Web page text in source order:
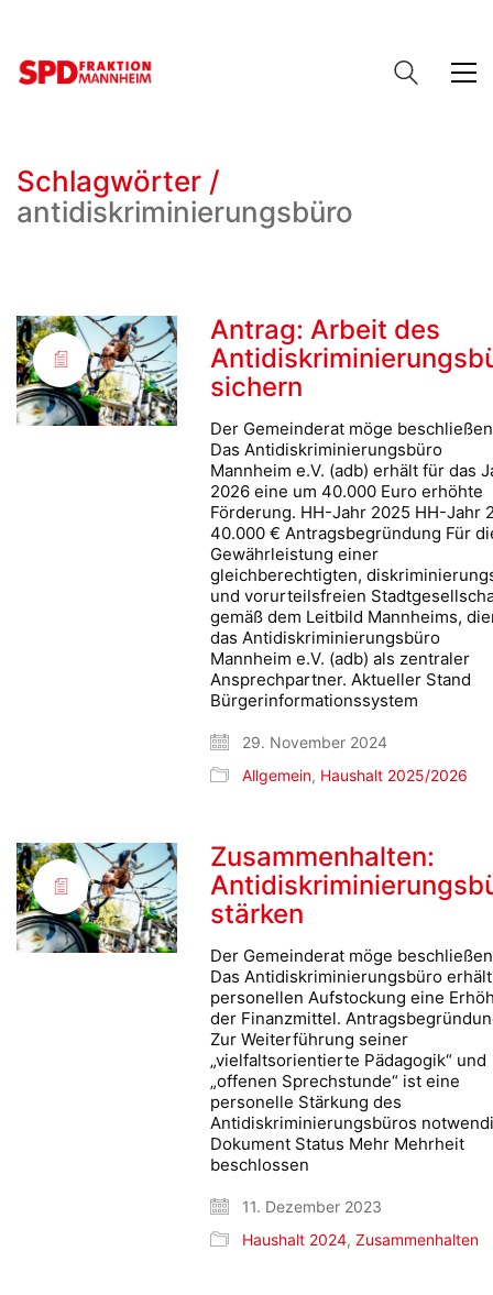
Schlagwörter /
antidiskriminierungsbüro
Antrag: Arbeit des
sichern
Der Gemeinderat möge
Das Antidiskriminierungsbüro
Mannheim e.V. (adb) erhält für das
2026 eine um 40.000 Euro erhöhte
Förderung. HH-Jahr 2025 HH-Jahr
40.000 € Antragsbegründung Für
Gewährleistung einer
gleichberechtigten,
und vorurteilsfreien
gemäß dem Leitbild Mannheims,
das Antidiskriminierungsbüro
Mannheim e.V. (adb) als zentraler
Ansprechpartner. Aktueller Stand
Bürgerinformationssystem
29. November 2024
Allgemein, Haushalt 2025/2026
Zusammenhalten:
stärken
Der Gemeinderat möge
Das Antidiskriminierungsbüro
personellen Aufstockung eine
der Finanzmittel.
Zur Weiterführung seiner
„vielfaltsorientierte Pädagogik“ und
„offenen Sprechstunde“ ist eine
personelle Stärkung des
Antidiskriminierungsbüros
Dokument Status Mehr Mehrheit
beschlossen
11. Dezember 2023
Haushalt 2024,Zusammenhalten